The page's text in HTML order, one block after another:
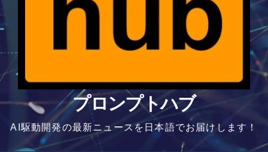
プロンプトハブ
AI駆動開発の最新ニュースを日本語でお届けします！